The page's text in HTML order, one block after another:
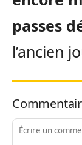
passes
l’ancien